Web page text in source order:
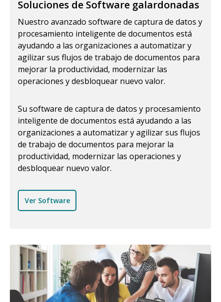
Soluciones de Software galardonadas
Nuestro avanzado software de captura de datos y
procesamiento inteligente de documentos está
ayudando a las organizaciones a automatizar y
agilizar sus flujos de trabajo de documentos para
mejorar la productividad, modernizar las
operaciones y desbloquear nuevo valor.
Su software de captura de datos y procesamiento
inteligente de documentos está ayudando a las
organizaciones a automatizar y agilizar sus flujos
de trabajo de documentos para mejorar la
productividad, modernizar las operaciones y
desbloquear nuevo valor.
Ver Software